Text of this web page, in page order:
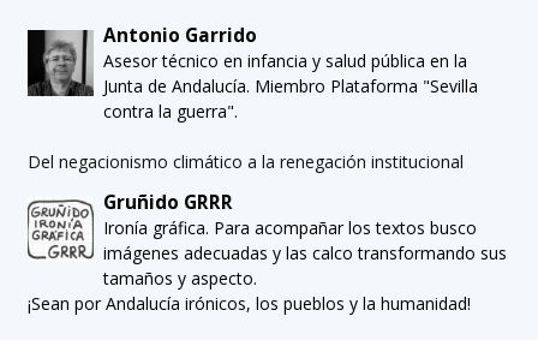
Antonio Garrido
Asesor técnico en infancia y salud pública en la
Junta de Andalucía. Miembro Plataforma "Sevilla
contra la guerra".
Del negacionismo climático a la renegación institucional
Gruñido GRRR
Ironía gráfica. Para acompañar los textos busco
imágenes adecuadas y las calco transformando sus
tamaños y aspecto.
¡Sean por Andalucía irónicos, los pueblos y la humanidad!